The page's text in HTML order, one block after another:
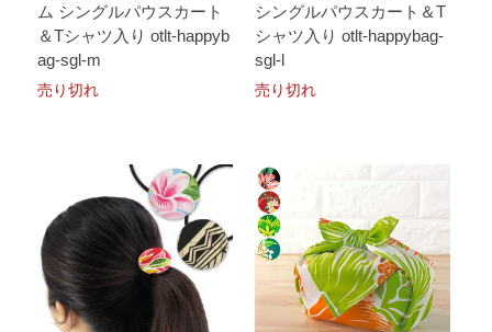
ム シングルパウスカート
＆Tシャツ入り otlt-happyb
ag-sgl-m
売り切れ
シングルパウスカート＆T
シャツ入り otlt-happybag-
sgl-l
売り切れ